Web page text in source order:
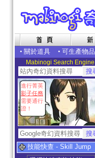
• 關於道具 • 可生產物品
Mabinogi Search Engine
進行菁英
影子任務
需要通行
證！
技能快查 - Skill Jump